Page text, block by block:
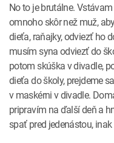
No to je brutálne.
omnoho skôr než muž,
dieťa, raňajky, odviezť ho
musím syna odviezť do
potom skúška v divadle,
dieťa do školy, prejdeme
v maskérni v divadle.
pripravím na ďalší deň a
spať pred jedenástou,